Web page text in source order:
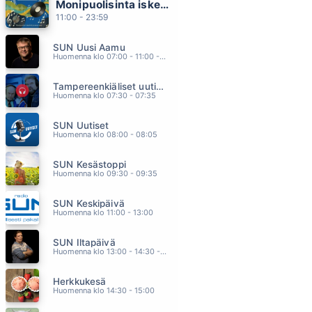
I LOVE YOU
DIRLANDA
SE OIKEA
MINNE SINÄ MEET
SABOTAGE
Monipuolisinta iskelmää ja parasta poppia
11:00 - 23:59
SUN Uusi Aamu
Huomenna klo 07:00 - 11:00 - Studiossa: Kimmo Hoivassilta
Tampereenkiäliset uutiset
Huomenna klo 07:30 - 07:35
SUN Uutiset
Huomenna klo 08:00 - 08:05
SUN Kesästoppi
Huomenna klo 09:30 - 09:35
SUN Keskipäivä
Huomenna klo 11:00 - 13:00
SUN Iltapäivä
Huomenna klo 13:00 - 14:30 - Studiossa: Kaisu Lämsä
Herkkukesä
Huomenna klo 14:30 - 15:00